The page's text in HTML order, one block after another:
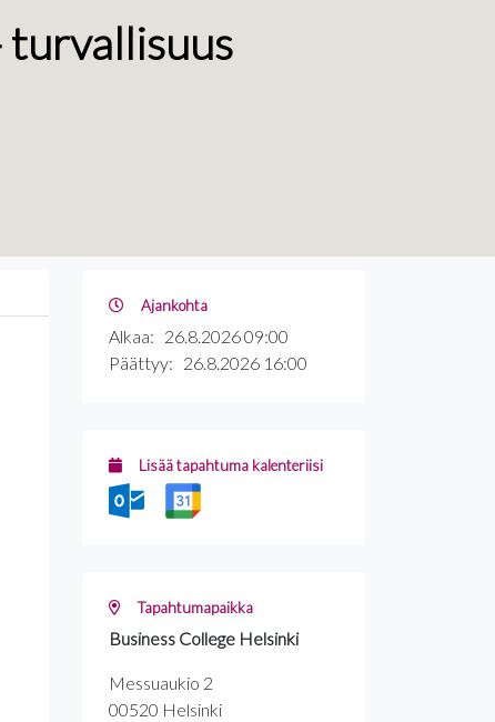
turvallisuus
Ajankohta
Alkaa: 26.8.2026 09:00
Päättyy: 26.8.2026 16:00
Lisää tapahtuma kalenteriisi
Tapahtumapaikka
Business College Helsinki
Messuaukio 2
00520 Helsinki